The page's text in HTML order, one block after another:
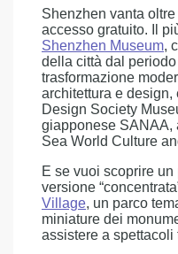
Shenzhen vanta
accesso gratuito. Il
Shenzhen Museum,
della città dal
trasformazione
architettura e design,
Design Society
giapponese SANAA,
Sea World Culture
E se vuoi scoprire un
versione
Village, un parco
miniature dei
assistere a spettacoli